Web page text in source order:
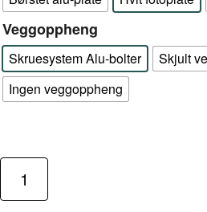
Veggoppheng
Skruesystem Alu-bolter
Skjult
Ingen veggoppheng